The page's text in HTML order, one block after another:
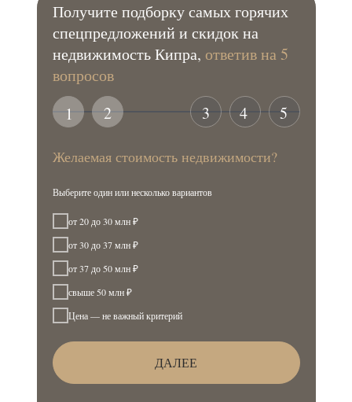
ДАЛЕЕ
1 4 5
3
2
Получите подборку самых горячих
спецпредложений и скидок на
недвижимость Кипра, ответив на 5
вопросов
Желаемая стоимость недвижимости?
Выберите один или несколько вариантов
от 20 до 30 млн ₽
от 30 до 37 млн ₽
от 37 до 50 млн ₽
свыше 50 млн ₽
Цена — не важный критерий